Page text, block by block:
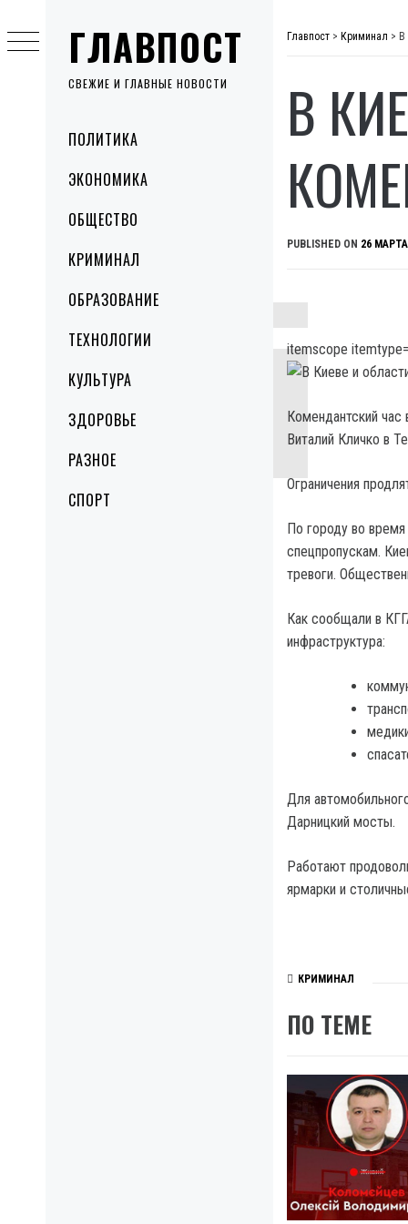
ГЛАВПОСТ
СВЕЖИЕ И ГЛАВНЫЕ НОВОСТИ
MenuПОЛИТИКА
ЭКОНОМИКА
ОБЩЕСТВО
КРИМИНАЛ
ОБРАЗОВАНИЕ
ТЕХНОЛОГИИ
КУЛЬТУРА
ЗДОРОВЬЕ
РАЗНОЕ
СПОРТ
to
content
Главпост > Криминал >
В
PUBLISHED ON 26
itemscope
Комендантский час
Виталий Кличко в
Ограничения
По городу во время
спецпропускам.
тревоги.
Как сообщали в
инфраструктура:
Для
Дарницкий мосты.
Работают
ярмарки и
КРИМИНАЛ
ПО ТЕМЕ